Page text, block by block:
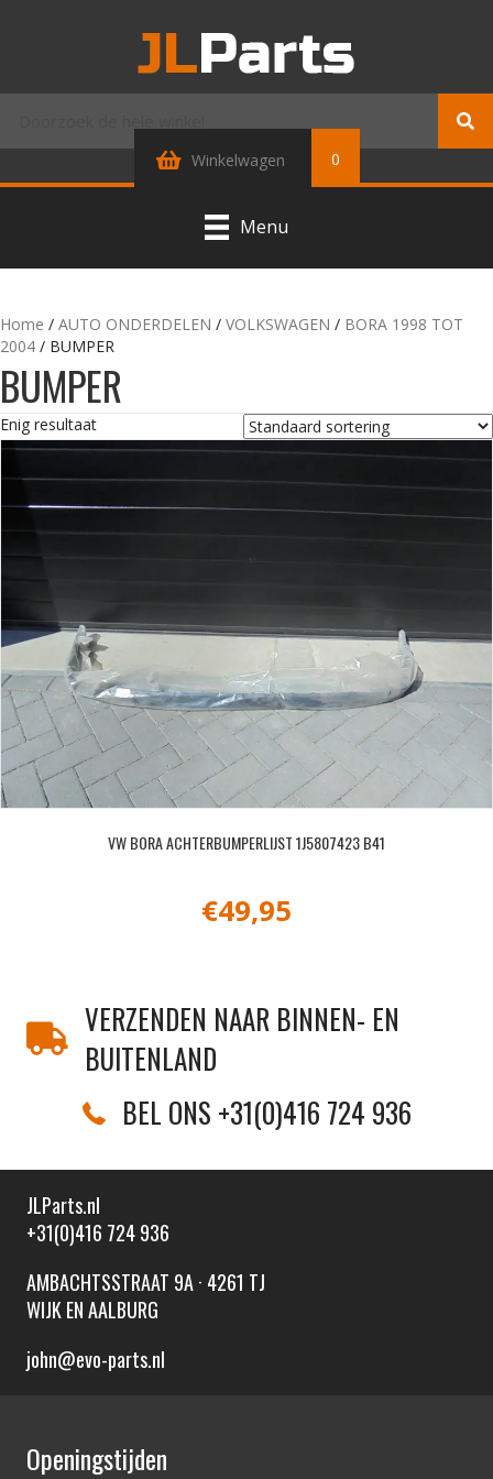
Winkelwagen 0
Menu
Home / AUTO ONDERDELEN / VOLKSWAGEN / BORA 1998 TOT
2004 / BUMPER
BUMPER
Enig resultaat
VW BORA ACHTERBUMPERLIJST 1J5807423 B41
€49,95
VERZENDEN NAAR BINNEN- EN
BUITENLAND
BEL ONS +31(0)416 724 936
JLParts.nl
+31(0)416 724 936
AMBACHTSSTRAAT 9A · 4261 TJ
WIJK EN AALBURG
john@evo-parts.nl
Openingstijden